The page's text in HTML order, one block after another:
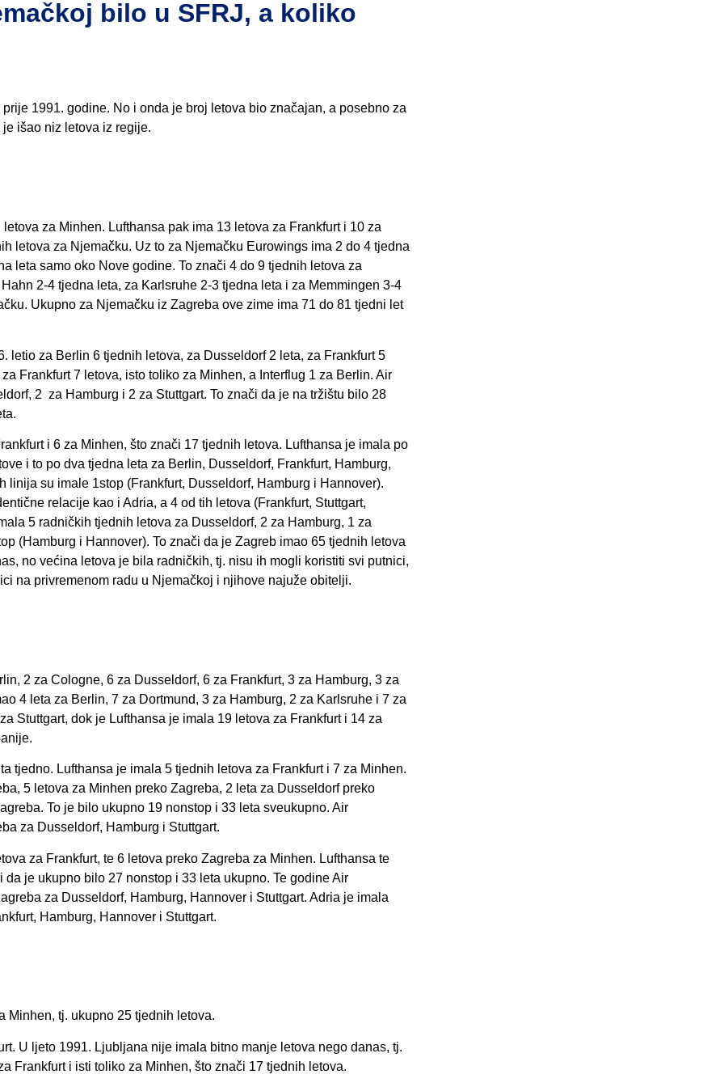
bilo u SFRJ, a koliko
1991. godine. No i onda je broj letova bio značajan, a posebno za
išao niz letova iz regije.
za Minhen. Lufthansa pak ima 13 letova za Frankfurt i 10 za
letova za Njemačku. Uz to za Njemačku Eurowings ima 2 do 4 tjedna
leta samo oko Nove godine. To znači 4 do 9 tjednih letova za
2-4 tjedna leta, za Karlsruhe 2-3 tjedna leta i za Memmingen 3-4
Ukupno za Njemačku iz Zagreba ove zime ima 71 do 81 tjedni let
letio za Berlin 6 tjednih letova, za Dusseldorf 2 leta, za Frankfurt 5
Frankfurt 7 letova, isto toliko za Minhen, a Interflug 1 za Berlin. Air
2 za Hamburg i 2 za Stuttgart. To znači da je na tržištu bilo 28
i 6 za Minhen, što znači 17 tjednih letova. Lufthansa je imala po
i to po dva tjedna leta za Berlin, Dusseldorf, Frankfurt, Hamburg,
linija su imale 1stop (Frankfurt, Dusseldorf, Hamburg i Hannover).
relacije kao i Adria, a 4 od tih letova (Frankfurt, Stuttgart,
5 radničkih tjednih letova za Dusseldorf, 2 za Hamburg, 1 za
(Hamburg i Hannover). To znači da je Zagreb imao 65 tjednih letova
no većina letova je bila radničkih, tj. nisu ih mogli koristiti svi putnici,
na privremenom radu u Njemačkoj i njihove najuže obitelji.
2 za Cologne, 6 za Dusseldorf, 6 za Frankfurt, 3 za Hamburg, 3 za
4 leta za Berlin, 7 za Dortmund, 3 za Hamburg, 2 za Karlsruhe i 7 za
Stuttgart, dok je Lufthansa je imala 19 letova za Frankfurt i 14 za
tjedno. Lufthansa je imala 5 tjednih letova za Frankfurt i 7 za Minhen.
5 letova za Minhen preko Zagreba, 2 leta za Dusseldorf preko
To je bilo ukupno 19 nonstop i 33 leta sveukupno. Air
za Dusseldorf, Hamburg i Stuttgart.
za Frankfurt, te 6 letova preko Zagreba za Minhen. Lufthansa te
je ukupno bilo 27 nonstop i 33 leta ukupno. Te godine Air
za Dusseldorf, Hamburg, Hannover i Stuttgart. Adria je imala
Hamburg, Hannover i Stuttgart.
Minhen, tj. ukupno 25 tjednih letova.
U ljeto 1991. Ljubljana nije imala bitno manje letova nego danas, tj.
Frankfurt i isti toliko za Minhen, što znači 17 tjednih letova.